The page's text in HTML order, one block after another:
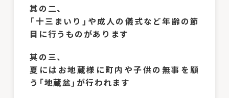
其の二、
「十三まいり」や成人の儀式など年齢の節
目に行うものがあります
其の三、
夏にはお地蔵様に町内や子供の無事を願
う「地蔵盆」が行われます